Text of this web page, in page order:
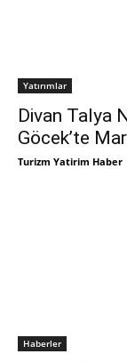
Yatırımlar
Divan Talya
Göcek’te
Turizm Yatirim Haber
Haberler